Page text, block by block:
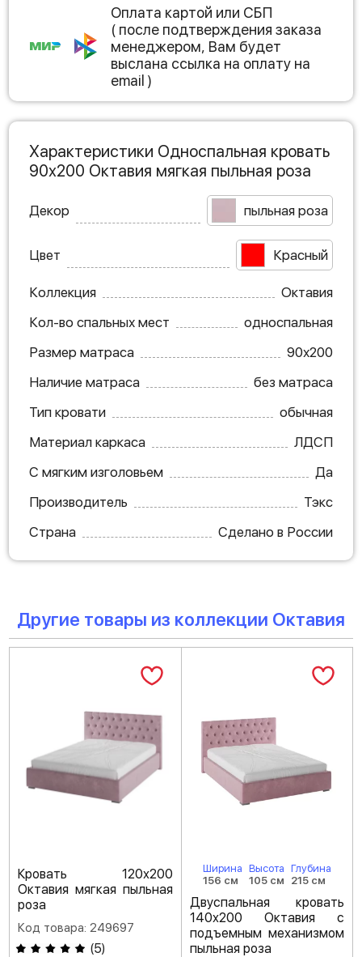
Оплата картой или СБП
( после подтверждения заказа
менеджером, Вам будет
выслана ссылка на оплату на
email )
Характеристики Односпальная кровать
90х200 Октавия мягкая пыльная роза
Декор пыльная роза
Цвет Красный
Коллекция
Октавия
Кол-во спальных мест
односпальная
Размер матраса
90х200
Наличие матраса
без матраса
Тип кровати
обычная
Материал каркаса
ЛДСП
С мягким изголовьем
Да
Производитель
Тэкс
Страна
Сделано в России
Другие товары из коллекции Октавия
Кровать 120х200
Октавия мягкая пыльная
роза
Код товара: 249697
(5)
Ширина
156 см
Высота
105 см
Глубина
215 см
Двуспальная кровать
140х200 Октавия с
подъемным механизмом
пыльная роза